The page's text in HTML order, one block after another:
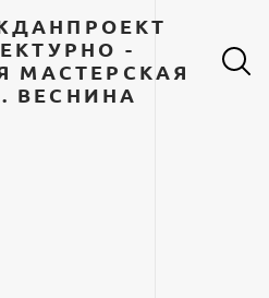
-
МАСТЕРСКАЯ
ВЕСНИНА